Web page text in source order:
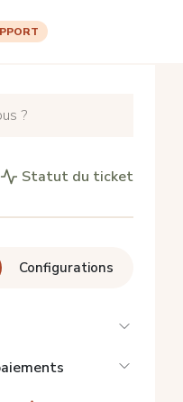
Statut du ticket
Configurations